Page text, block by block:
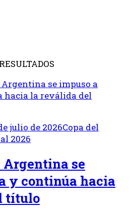
julio de 2026Copa del
2026
Argentina se
y continúa hacia
título